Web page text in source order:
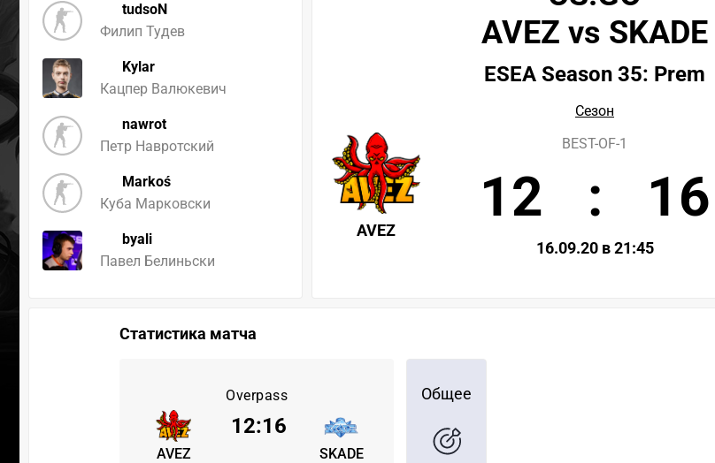
tudsoN
Филип Тудев
Kylar
Кацпер Валюкевич
nawrot
Петр Навротский
Markoś
Куба Марковски
byali
Павел Белиньски
AVEZ vs SKADE
ESEA Season 35: Prem
Сезон
AVEZ
BEST-OF-1
12 : 16
16.09.20 в 21:45
Статистика матча
Overpass
AVEZ SKADE
12:16
Общее